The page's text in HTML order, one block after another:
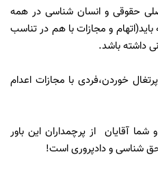
حقوقی و انسان شناسی در همه
و مجازات با هم در تناسب
داشته باشد.
خوردن،فردی با مجازات اعدام
آقایان از پرچمداران این باور
شناسی و دادپروری است!